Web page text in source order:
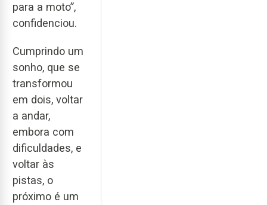
para a moto”,
confidenciou.
Cumprindo um
sonho, que se
transformou
em dois, voltar
a andar,
embora com
dificuldades, e
voltar às
pistas, o
próximo é um